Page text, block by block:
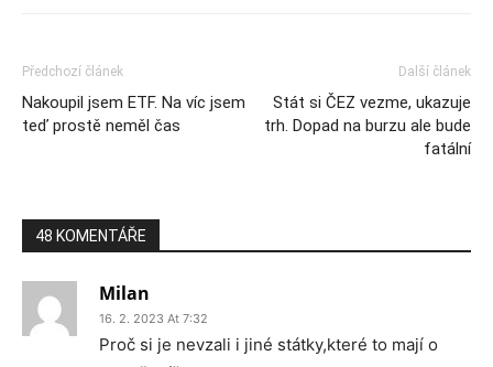
Předchozí článek
Nakoupil jsem ETF. Na víc jsem
teď prostě neměl čas
Další článek
Stát si ČEZ vezme, ukazuje
trh. Dopad na burzu ale bude
fatální
48 KOMENTÁŘE
Milan
16. 2. 2023 At 7:32
Proč si je nevzali i jiné státky,které to mají o